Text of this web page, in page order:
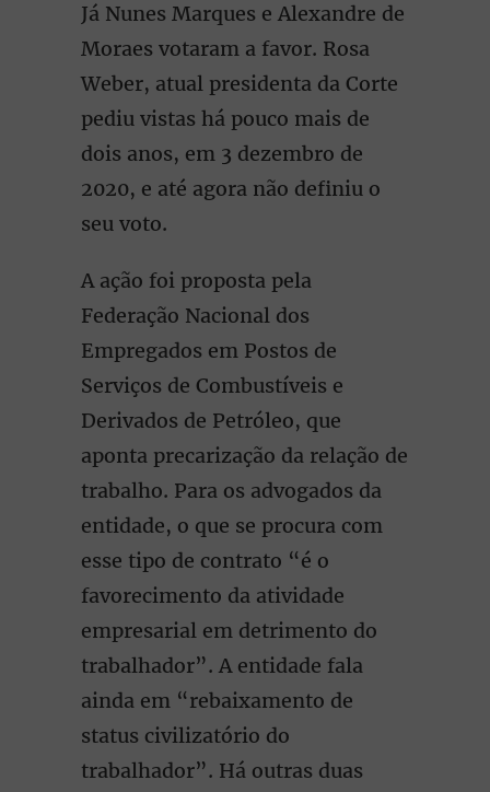
Já Nunes Marques e Alexandre de
Moraes votaram a favor. Rosa
Weber, atual presidenta da Corte
pediu vistas há pouco mais de
dois anos, em 3 dezembro de
2020, e até agora não definiu o
seu voto.
A ação foi proposta pela
Federação Nacional dos
Empregados em Postos de
Serviços de Combustíveis e
Derivados de Petróleo, que
aponta precarização da relação de
trabalho. Para os advogados da
entidade, o que se procura com
esse tipo de contrato “é o
favorecimento da atividade
empresarial em detrimento do
trabalhador”. A entidade fala
ainda em “rebaixamento de
status civilizatório do
trabalhador”. Há outras duas